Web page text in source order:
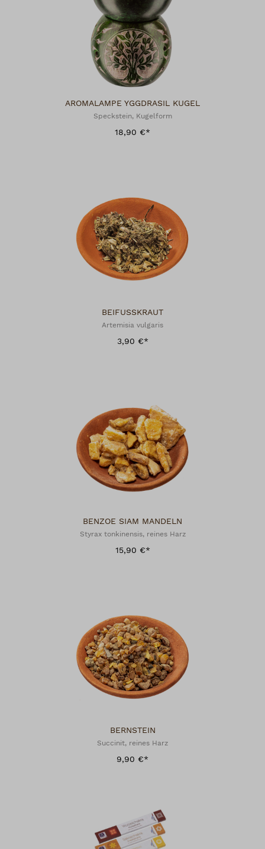
AROMALAMPE YGGDRASIL KUGEL
Speckstein, Kugelform
18,90 €*
BEIFUSSKRAUT
Artemisia vulgaris
3,90 €*
BENZOE SIAM MANDELN
Styrax tonkinensis, reines Harz
15,90 €*
BERNSTEIN
Succinit, reines Harz
9,90 €*